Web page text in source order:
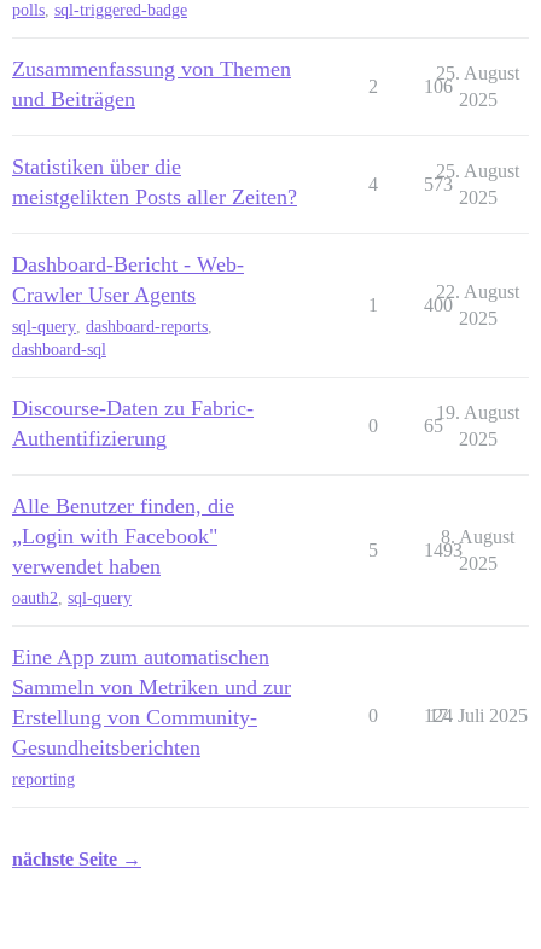
polls, sql-triggered-badge
Zusammenfassung von Themen
und Beiträgen
2 106
25. August
2025
Statistiken über die
meistgelikten Posts aller Zeiten?
4 573
25. August
2025
Dashboard-Bericht - Web-
Crawler User Agents
sql-query, dashboard-reports,
dashboard-sql
1 400
22. August
2025
Discourse-Daten zu Fabric-
Authentifizierung
0 65
19. August
2025
Alle Benutzer finden, die
„Login with Facebook"
verwendet haben
oauth2, sql-query
5 1493
8. August
2025
Eine App zum automatischen
Sammeln von Metriken und zur
Erstellung von Community-
Gesundheitsberichten
reporting
0 124
17. Juli 2025
nächste Seite →